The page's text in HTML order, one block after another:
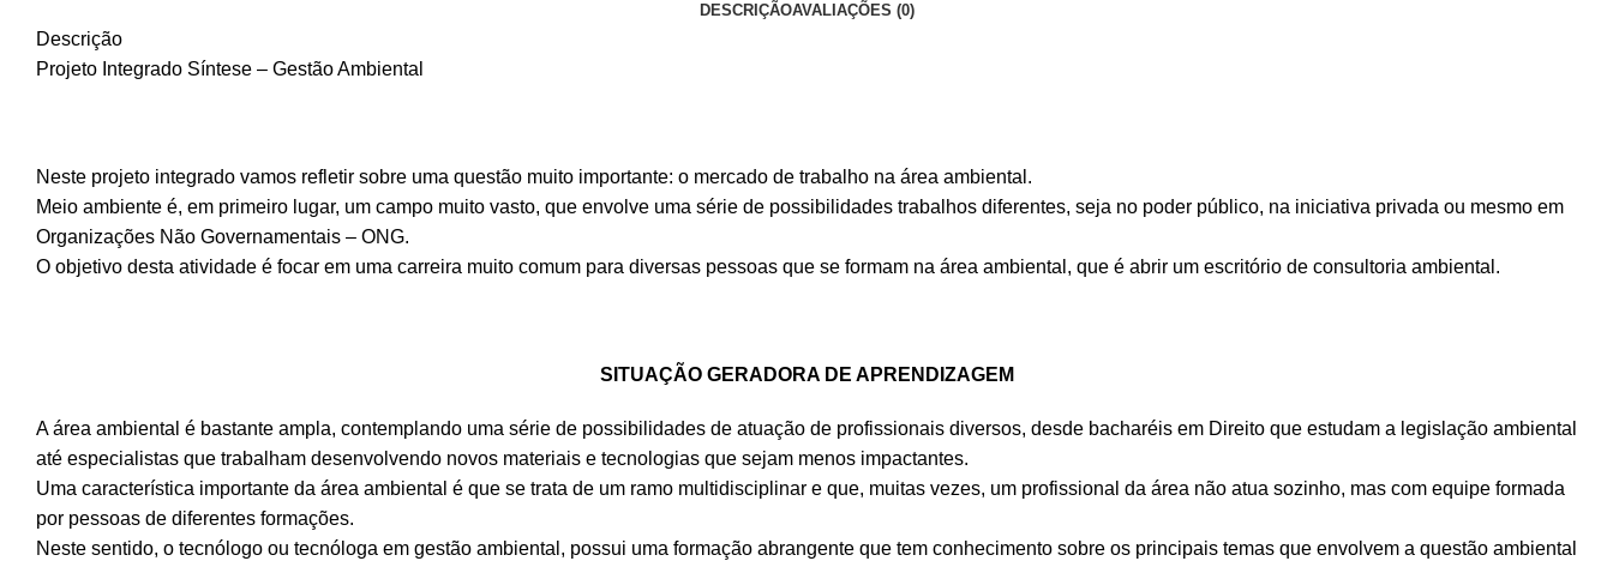
DESCRIÇÃOAVALIAÇÕES (0)
Descrição
Projeto Integrado Síntese – Gestão Ambiental
Neste projeto integrado vamos refletir sobre uma questão muito importante: o mercado de trabalho na área ambiental.
Meio ambiente é, em primeiro lugar, um campo muito vasto, que envolve uma série de possibilidades trabalhos diferentes, seja no poder público, na iniciativa privada ou mesmo em
Organizações Não Governamentais – ONG.
O objetivo desta atividade é focar em uma carreira muito comum para diversas pessoas que se formam na área ambiental, que é abrir um escritório de consultoria ambiental.
SITUAÇÃO GERADORA DE APRENDIZAGEM
A área ambiental é bastante ampla, contemplando uma série de possibilidades de atuação de profissionais diversos, desde bacharéis em Direito que estudam a legislação ambiental
até especialistas que trabalham desenvolvendo novos materiais e tecnologias que sejam menos impactantes.
Uma característica importante da área ambiental é que se trata de um ramo multidisciplinar e que, muitas vezes, um profissional da área não atua sozinho, mas com equipe formada
por pessoas de diferentes formações.
Neste sentido, o tecnólogo ou tecnóloga em gestão ambiental, possui uma formação abrangente que tem conhecimento sobre os principais temas que envolvem a questão ambiental